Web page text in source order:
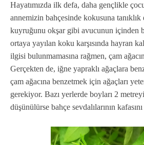
Hayatımızda ilk defa, daha gençlikle
annemizin bahçesinde kokusuna
kuyruğunu okşar gibi avucunun içinden
ortaya yayılan koku karşısında hayran
ilgisi bulunmamasına rağmen, çam
Gerçekten de, iğne yapraklı ağaçlara
çam ağacına benzetmek için ağaçları
gerekiyor. Bazı yerlerde boyları 2
düşünülürse bahçe sevdalılarının